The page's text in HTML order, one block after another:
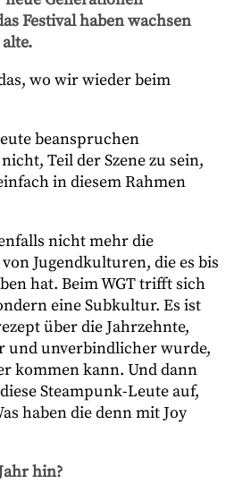
Festival haben wachsen
wo wir wieder beim
beanspruchen
Teil der Szene zu sein,
in diesem Rahmen
nicht mehr die
Jugendkulturen, die es bis
hat. Beim WGT trifft sich
eine Subkultur. Es ist
über die Jahrzehnte,
und unverbindlicher wurde,
kommen kann. Und dann
Steampunk-Leute auf,
haben die denn mit Joy
hin?